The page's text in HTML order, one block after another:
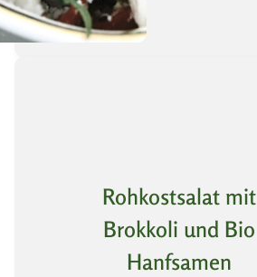
Rohkostsalat mit
Brokkoli und Bio
Hanfsamen